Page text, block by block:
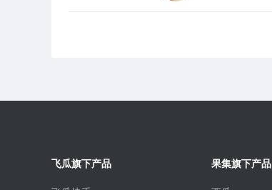
飞瓜旗下产品 果集旗下产品